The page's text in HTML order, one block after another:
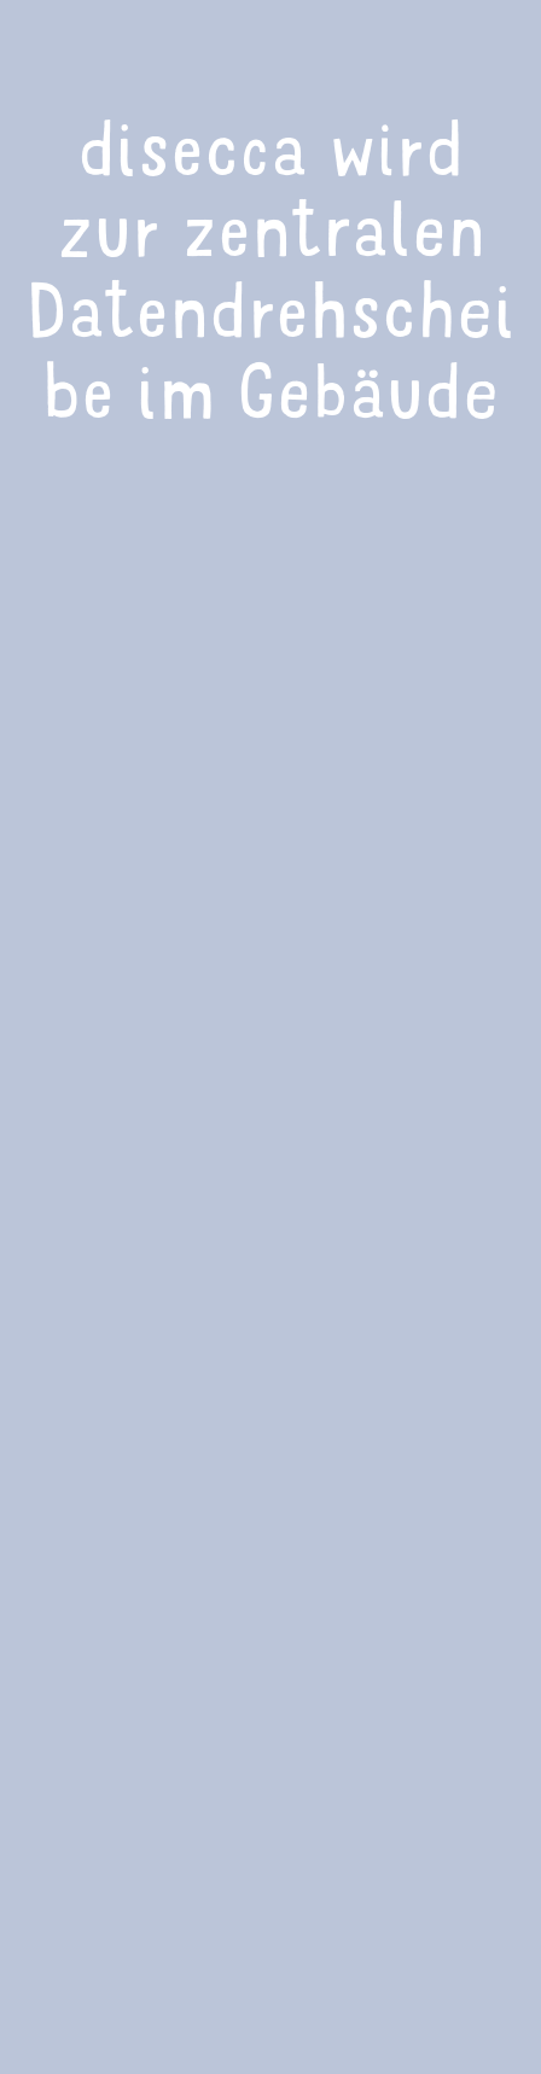
disecca wird
zur zentralen
Datendrehschei
be im Gebäude